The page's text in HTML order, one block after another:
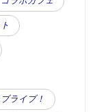
ライブ！